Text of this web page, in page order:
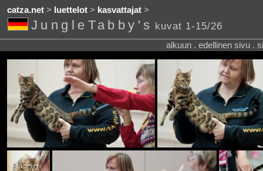
catza.net> luettelot> kasvattajat>
JungleTabby's kuvat 1-15/26
alkuun . edellinen sivu .